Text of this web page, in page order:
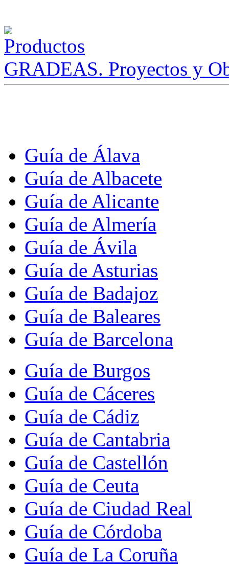
GRADEAS. Proyectos y
Guía de Álava
Guía de Albacete
Guía de Alicante
Guía de Almería
Guía de Ávila
Guía de Asturias
Guía de Badajoz
Guía de Baleares
Guía de Barcelona
Guía de Burgos
Guía de Cáceres
Guía de Cádiz
Guía de Cantabria
Guía de Castellón
Guía de Ceuta
Guía de Ciudad Real
Guía de Córdoba
Guía de La Coruña